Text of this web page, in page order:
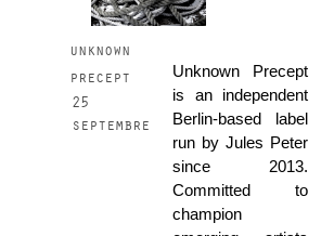
unknown
precept
25
septembre
Unknown Precept
is an independent
Berlin-based label
run by Jules Peter
since 2013.
Committed to
champion